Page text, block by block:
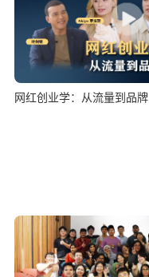
网红创业学：从流量到品牌